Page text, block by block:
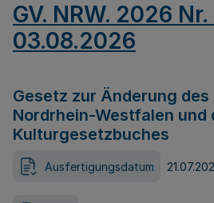
GV. NRW. 2026
03.08.2026
Gesetz zur Änderung
Nordrhein-Westfalen und
Kulturgesetzbuches
Ausfertigungsdatum